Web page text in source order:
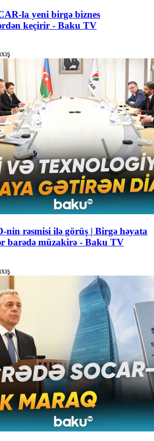
la yeni birgə biznes
keçirir - Baku TV
nin rəsmisi ilə görüş | Birgə həyata
barədə müzakirə - Baku TV